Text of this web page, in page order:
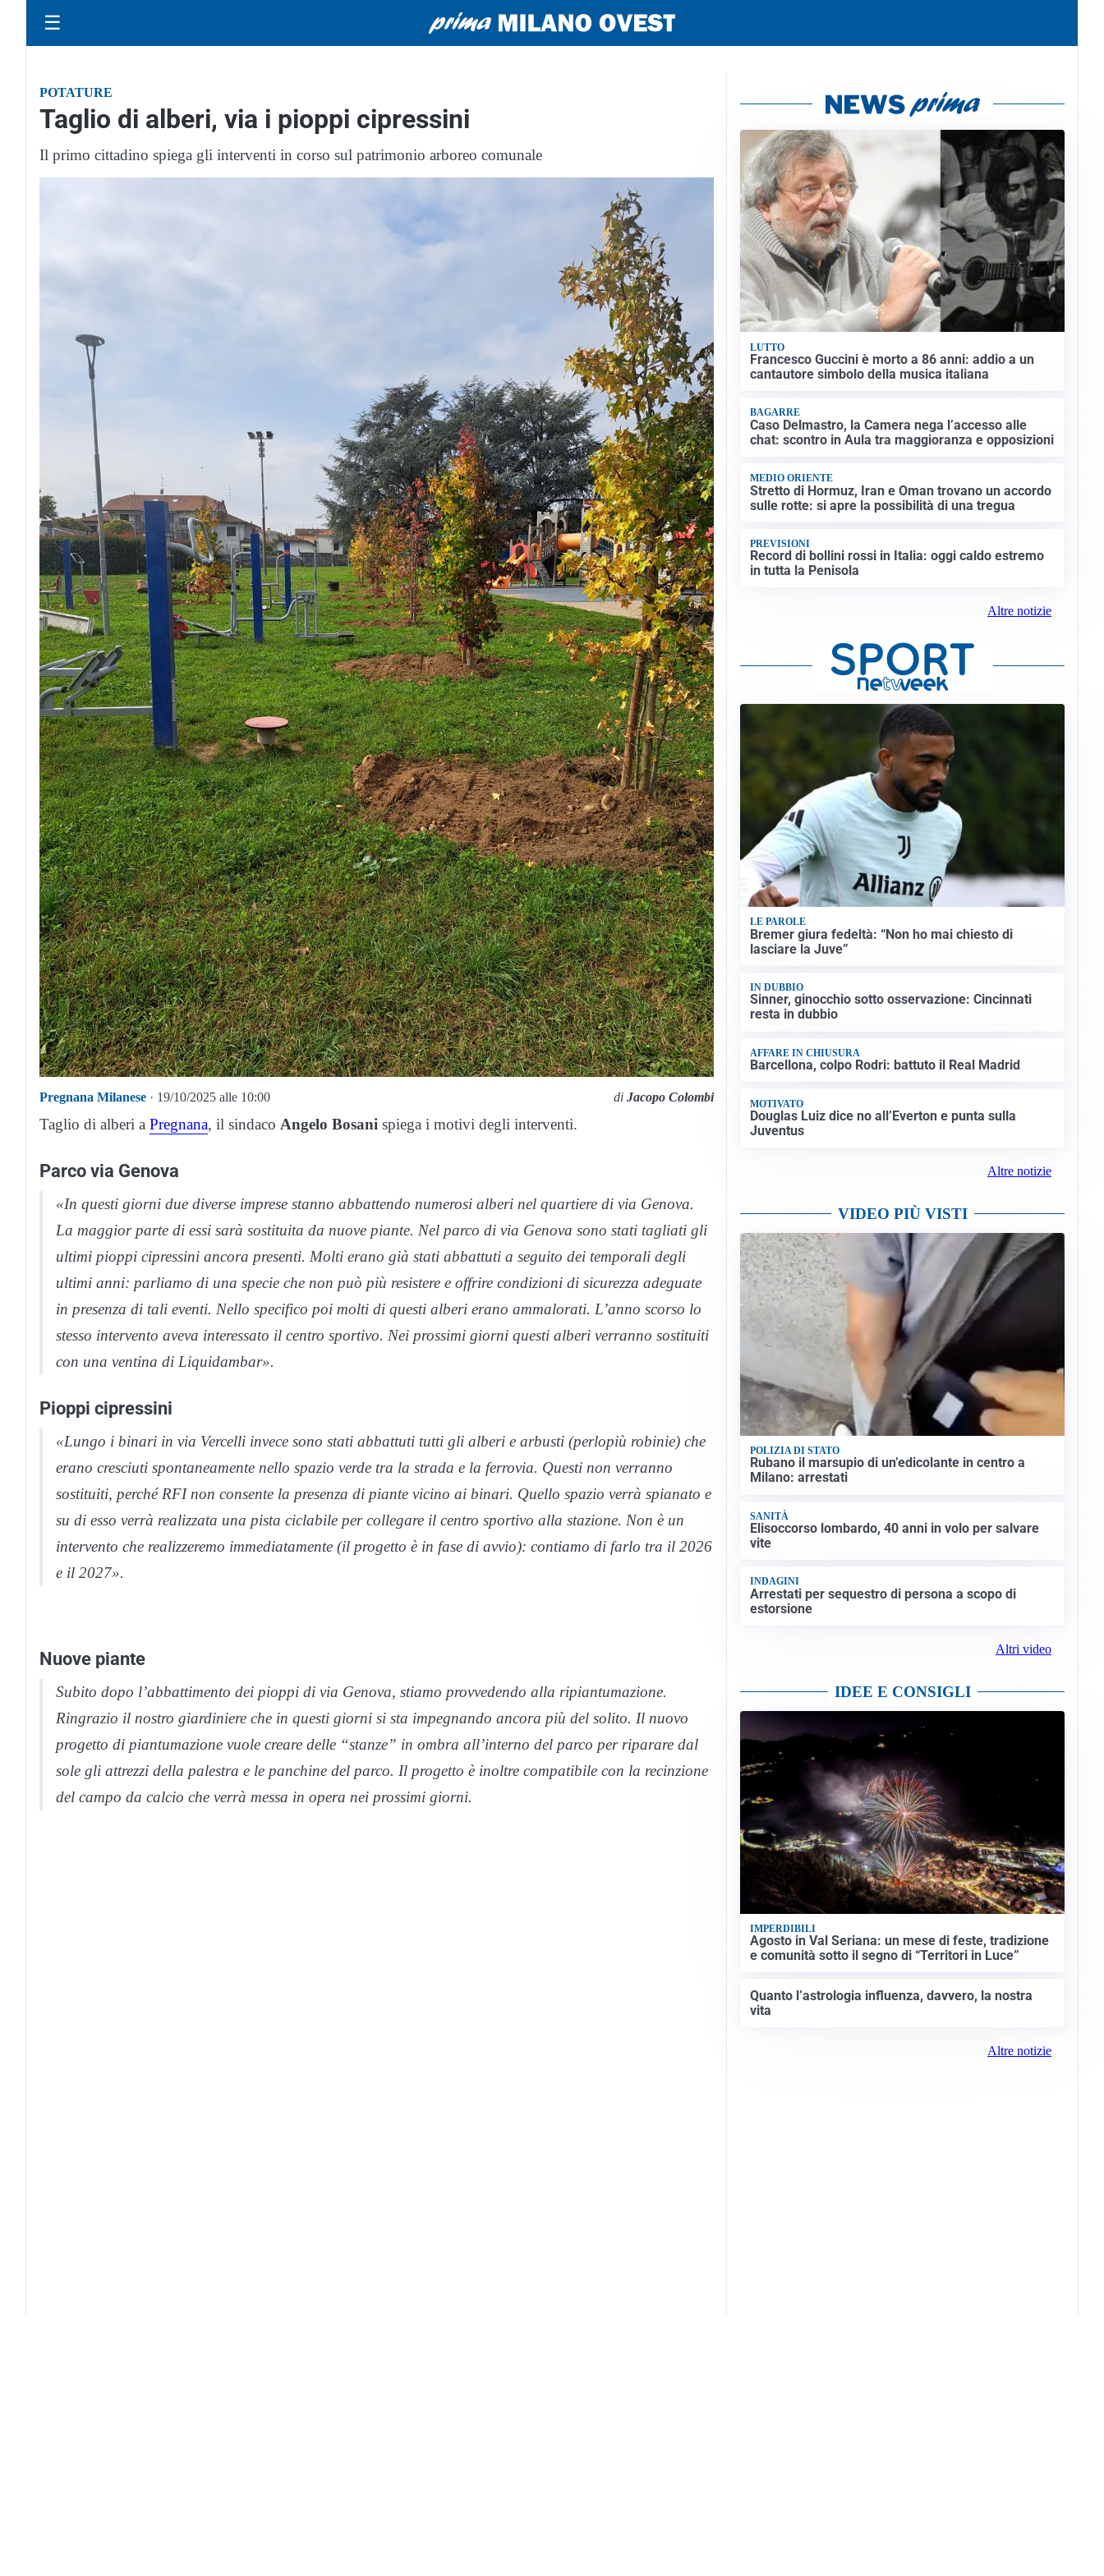
☰
POTATURE
Taglio di alberi, via i pioppi cipressini
Il primo cittadino spiega gli interventi in corso sul patrimonio arboreo comunale
Pregnana Milanese · 19/10/2025 alle 10:00 diJacopo Colombi
Taglio di alberi a Pregnana, il sindaco Angelo Bosani spiega i motivi degli interventi.
Parco via Genova
«In questi giorni due diverse imprese stanno abbattendo numerosi alberi nel quartiere di via Genova.
La maggior parte di essi sarà sostituita da nuove piante. Nel parco di via Genova sono stati tagliati gli
ultimi pioppi cipressini ancora presenti. Molti erano già stati abbattuti a seguito dei temporali degli
ultimi anni: parliamo di una specie che non può più resistere e offrire condizioni di sicurezza adeguate
in presenza di tali eventi. Nello specifico poi molti di questi alberi erano ammalorati. L’anno scorso lo
stesso intervento aveva interessato il centro sportivo. Nei prossimi giorni questi alberi verranno sostituiti
con una ventina di Liquidambar».
Pioppi cipressini
«Lungo i binari in via Vercelli invece sono stati abbattuti tutti gli alberi e arbusti (perlopiù robinie) che
erano cresciuti spontaneamente nello spazio verde tra la strada e la ferrovia. Questi non verranno
sostituiti, perché RFI non consente la presenza di piante vicino ai binari. Quello spazio verrà spianato e
su di esso verrà realizzata una pista ciclabile per collegare il centro sportivo alla stazione. Non è un
intervento che realizzeremo immediatamente (il progetto è in fase di avvio): contiamo di farlo tra il 2026
e il 2027».
Nuove piante
Subito dopo l’abbattimento dei pioppi di via Genova, stiamo provvedendo alla ripiantumazione.
Ringrazio il nostro giardiniere che in questi giorni si sta impegnando ancora più del solito. Il nuovo
progetto di piantumazione vuole creare delle “stanze” in ombra all’interno del parco per riparare dal
sole gli attrezzi della palestra e le panchine del parco. Il progetto è inoltre compatibile con la recinzione
del campo da calcio che verrà messa in opera nei prossimi giorni.
LUTTO
Francesco Guccini è morto a 86 anni: addio a un
cantautore simbolo della musica italiana
BAGARRE
Caso Delmastro, la Camera nega l’accesso alle
chat: scontro in Aula tra maggioranza e opposizioni
MEDIO ORIENTE
Stretto di Hormuz, Iran e Oman trovano un accordo
sulle rotte: si apre la possibilità di una tregua
PREVISIONI
Record di bollini rossi in Italia: oggi caldo estremo
in tutta la Penisola
Altre notizie
LE PAROLE
Bremer giura fedeltà: “Non ho mai chiesto di
lasciare la Juve”
IN DUBBIO
Sinner, ginocchio sotto osservazione: Cincinnati
resta in dubbio
AFFARE IN CHIUSURA
Barcellona, colpo Rodri: battuto il Real Madrid
MOTIVATO
Douglas Luiz dice no all’Everton e punta sulla
Juventus
Altre notizie
VIDEO PIÙ VISTI
POLIZIA DI STATO
Rubano il marsupio di un’edicolante in centro a
Milano: arrestati
SANITÀ
Elisoccorso lombardo, 40 anni in volo per salvare
vite
INDAGINI
Arrestati per sequestro di persona a scopo di
estorsione
Altri video
IDEE E CONSIGLI
IMPERDIBILI
Agosto in Val Seriana: un mese di feste, tradizione
e comunità sotto il segno di “Territori in Luce”
Quanto l’astrologia influenza, davvero, la nostra
vita
Altre notizie